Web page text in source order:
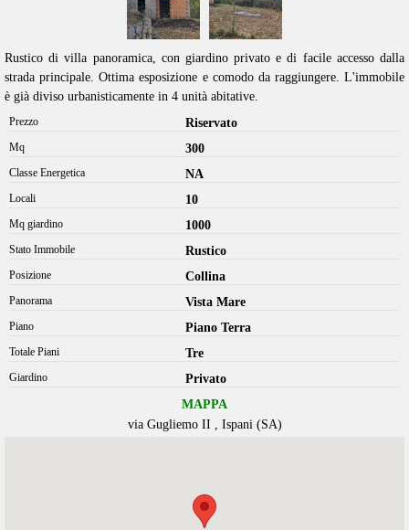
Rustico di villa panoramica, con giardino privato e di facile accesso dalla
strada principale. Ottima esposizione e comodo da raggiungere. L'immobile
è già diviso urbanisticamente in 4 unità abitative.
Prezzo Riservato
Mq 300
Classe Energetica NA
Locali 10
Mq giardino 1000
Stato Immobile Rustico
Posizione Collina
Panorama Vista Mare
Piano Piano Terra
Totale Piani Tre
Giardino
Privato
MAPPA
via Gugliemo II , Ispani (SA)